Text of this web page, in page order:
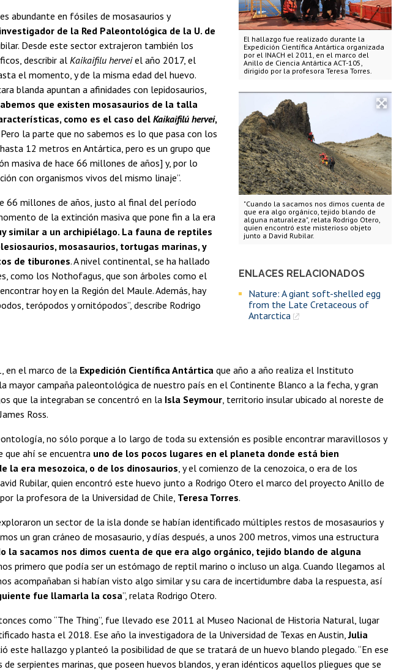
El hallazgo fue realizado durante la
Expedición Científica Antártica organizada
por el INACH el 2011, en el marco del
Anillo de Ciencia Antártica ACT-105,
dirigido por la profesora Teresa Torres.
"Cuando la sacamos nos dimos cuenta de
que era algo orgánico, tejido blando de
alguna naturaleza", relata Rodrigo Otero,
quien encontró este misterioso objeto
junto a David Rubilar.
ENLACES RELACIONADOS
Nature: A giant soft-shelled egg
from the Late Cretaceous of
Antarctica
abundante en fósiles de mosasaurios y
investigador de la Red Paleontológica de la U. de
Desde este sector extrajeron también los
describir al Kaikaifilu herveiel año 2017, el
el momento, y de la misma edad del huevo.
blanda apuntan a afinidades con lepidosaurios,
que existen mosasaurios de la talla
como es el caso delKaikaifilú hervei,
Pero la parte que no sabemos es lo que pasa con los
12 metros en Antártica, pero es un grupo que
masiva de hace 66 millones de años] y, por lo
con organismos vivos del mismo linaje”.
66 millones de años, justo al final del período
de la extinción masiva que pone fin a la era
similar a un archipiélago. La fauna de reptiles
mosasaurios, tortugas marinas, y
de tiburones. A nivel continental, se ha hallado
como los Nothofagus, que son árboles como el
hoy en la Región del Maule. Además, hay
terópodos y ornitópodos”, describe Rodrigo
en el marco de la Expedición Científica Antártica que año a año realiza el Instituto
mayor campaña paleontológica de nuestro país en el Continente Blanco a la fecha, y gran
que la integraban se concentró en la Isla Seymour, territorio insular ubicado al noreste de
Ross.
no sólo porque a lo largo de toda su extensión es posible encontrar maravillosos y
que ahí se encuentra uno de los pocos lugares en el planeta donde está bien
la era mesozoica, o de los dinosaurios, y el comienzo de la cenozoica, o era de los
Rubilar, quien encontró este huevo junto a Rodrigo Otero el marco del proyecto Anillo de
la profesora de la Universidad de Chile, Teresa Torres.
un sector de la isla donde se habían identificado múltiples restos de mosasaurios y
un gran cráneo de mosasaurio, y días después, a unos 200 metros, vimos una estructura
la sacamos nos dimos cuenta de que era algo orgánico, tejido blando de alguna
primero que podía ser un estómago de reptil marino o incluso un alga. Cuando llegamos al
acompañaban si habían visto algo similar y su cara de incertidumbre daba la respuesta, así
fue llamarla la cosa”, relata Rodrigo Otero.
como “The Thing”, fue llevado ese 2011 al Museo Nacional de Historia Natural, lugar
hasta el 2018. Ese año la investigadora de la Universidad de Texas en Austin,Julia
este hallazgo y planteó la posibilidad de que se tratará de un huevo blando plegado. “En ese
serpientes marinas, que poseen huevos blandos, y eran idénticos aquellos pliegues que se